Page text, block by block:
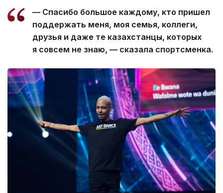
— Спасибо большое каждому, кто пришел
поддержать меня, моя семья, коллеги,
друзья и даже те казахстанцы, которых
я совсем не знаю, — сказала спортсменка.